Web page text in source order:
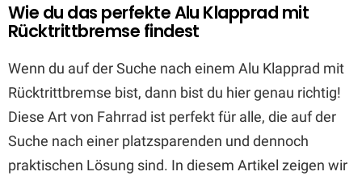
Wie du das perfekte Alu Klapprad mit
Rücktrittbremse findest
Wenn du auf der Suche nach einem Alu Klapprad mit
Rücktrittbremse bist, dann bist du hier genau richtig!
Diese Art von Fahrrad ist perfekt für alle, die auf der
Suche nach einer platzsparenden und dennoch
praktischen Lösung sind. In diesem Artikel zeigen wir